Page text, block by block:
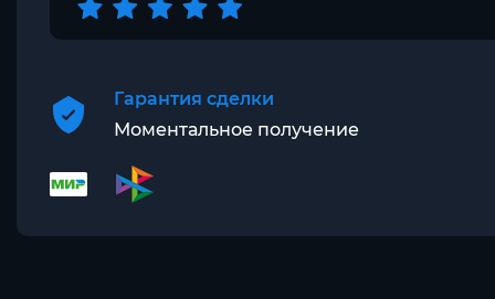
Гарантия сделки
Моментальное получение